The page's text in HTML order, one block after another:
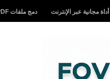
دمج ملفات PDF